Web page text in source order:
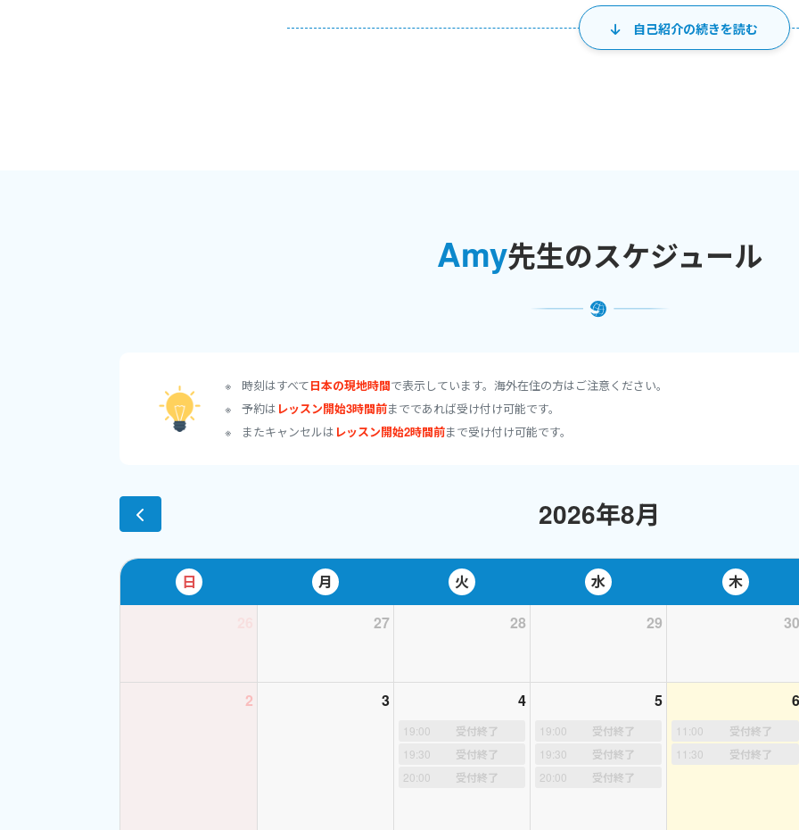
オンラインレッスン実績：他プラットフォームにて、これまでに５５００回を超えるレッ
徒様を指導してきました。こちらのプラットフォームは登録したばかりですが、新しい生
皆さまとお会いできるのを楽しみにしています
自己紹介の続きを読む
Amy先生のスケジュール
時刻はすべて日本の現地時間で表示しています。海外在住の方はご注意ください。
予約は レッスン開始3時間前までであれば受け付け可能です。
またキャンセルは レッスン開始2時間前まで受け付け可能です。
2026年8月
日 月 火 水 木
27 28 29 30
2 3 4
19:00 受付終了
19:30 受付終了
20:00 受付終了
5
19:00 受付終了
19:30 受付終了
20:00 受付終了
6
11:00 受付終了
11:30 受付終了